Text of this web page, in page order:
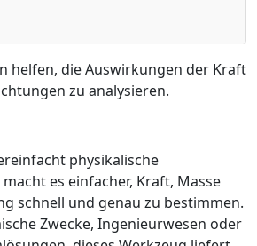
helfen, die Auswirkungen der Kraft
zu analysieren.
physikalische
es einfacher, Kraft, Masse
schnell und genau zu bestimmen.
Zwecke, Ingenieurwesen oder